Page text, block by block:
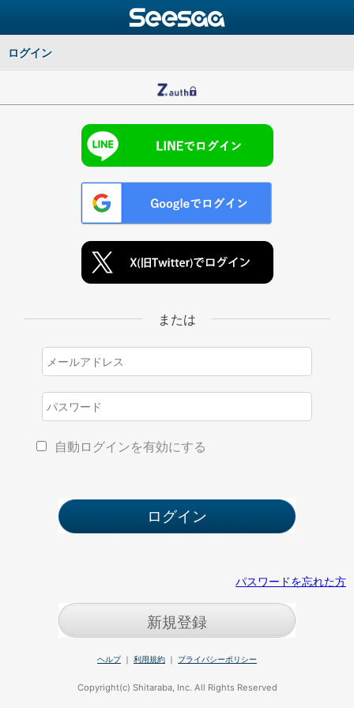
ログイン
または
自動ログインを有効にする
パスワードを忘れた方
新規登録
ヘルプ｜ 利用規約 ｜ プライバシーポリシー
Copyright(c) Shitaraba, Inc. All Rights Reserved